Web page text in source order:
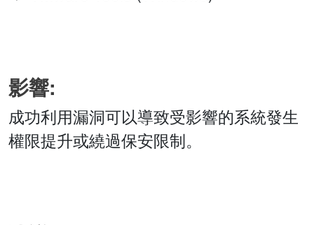
影響:
成功利用漏洞可以導致受影響的系統發生
權限提升或繞過保安限制。